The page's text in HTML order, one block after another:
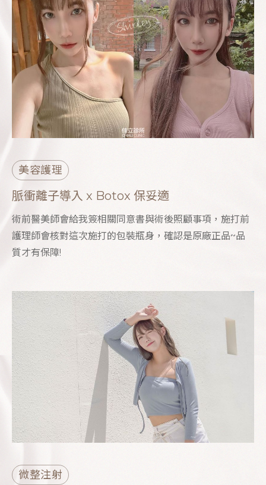
美容護理
脈衝離子導入 x Botox 保妥適
術前醫美師會給我簽相關同意書與術後照顧事項，施打前
護理師會核對這次施打的包裝瓶身，確認是原廠正品~品
質才有保障!
微整注射